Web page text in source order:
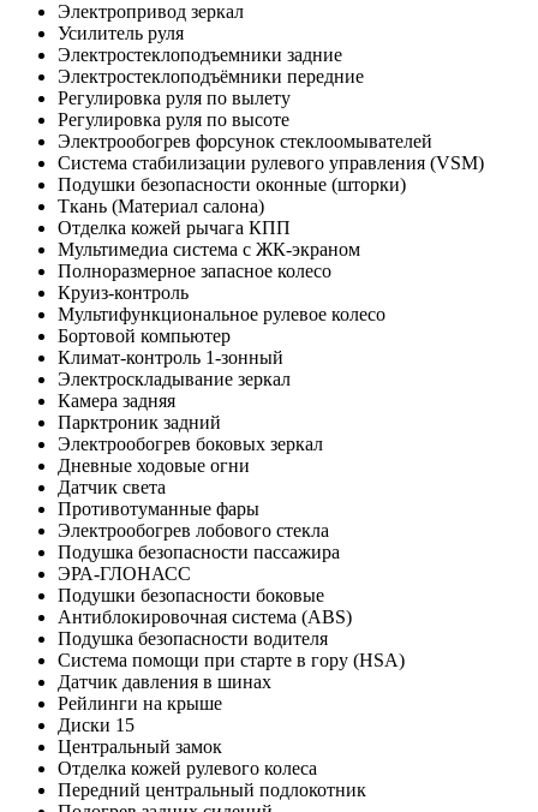
Электропривод зеркал
Усилитель руля
Электростеклоподъемники задние
Электростеклоподъёмники передние
Регулировка руля по вылету
Регулировка руля по высоте
Электрообогрев форсунок стеклоомывателей
Система стабилизации рулевого управления (VSM)
Подушки безопасности оконные (шторки)
Ткань (Материал салона)
Отделка кожей рычага КПП
Мультимедиа система с ЖК-экраном
Полноразмерное запасное колесо
Круиз-контроль
Мультифункциональное рулевое колесо
Бортовой компьютер
Климат-контроль 1-зонный
Электроскладывание зеркал
Камера задняя
Парктроник задний
Электрообогрев боковых зеркал
Дневные ходовые огни
Датчик света
Противотуманные фары
Электрообогрев лобового стекла
Подушка безопасности пассажира
ЭРА-ГЛОНАСС
Подушки безопасности боковые
Антиблокировочная система (ABS)
Подушка безопасности водителя
Система помощи при старте в гору (HSA)
Датчик давления в шинах
Рейлинги на крыше
Диски 15
Центральный замок
Отделка кожей рулевого колеса
Передний центральный подлокотник